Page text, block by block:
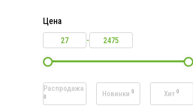
Цена
-
Распродажа
0 Новинки 0 Хит 0